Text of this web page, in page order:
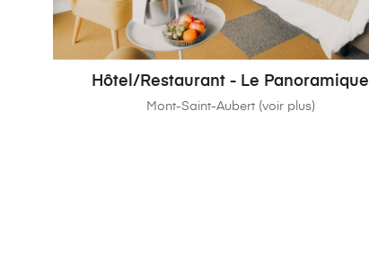
Hôtel/Restaurant - Le Panoramique
Mont-Saint-Aubert (voir plus)